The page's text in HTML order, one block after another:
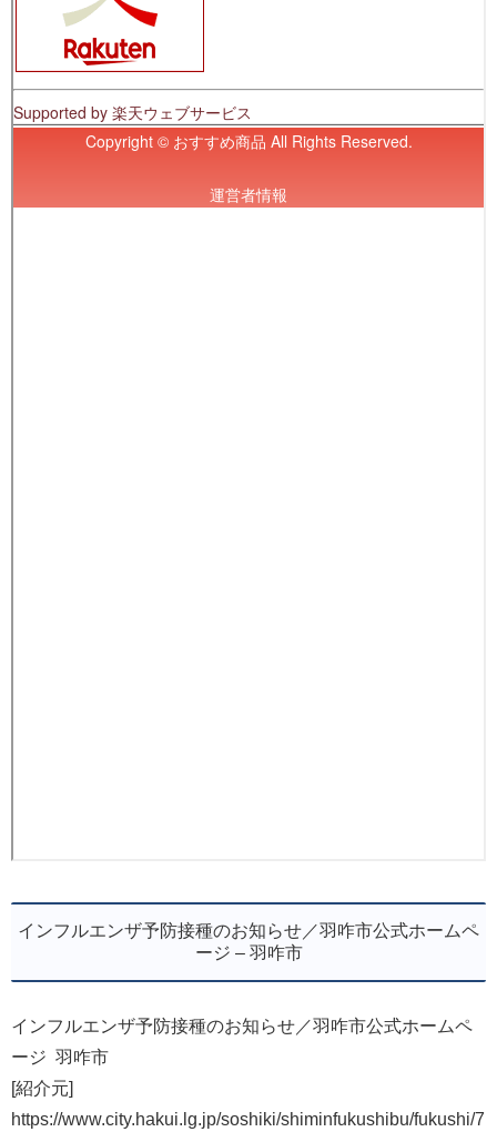
インフルエンザ予防接種のお知らせ／羽咋市公式ホームペ
ージ – 羽咋市
インフルエンザ予防接種のお知らせ／羽咋市公式ホームペ
ージ 羽咋市
[紹介元]
https://www.city.hakui.lg.jp/soshiki/shiminfukushibu/fukushi/7